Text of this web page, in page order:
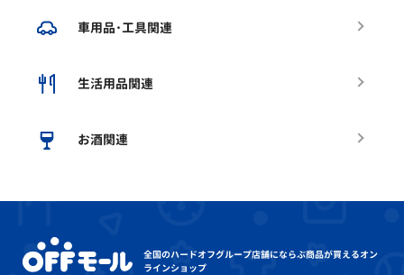
車用品･工具関連
生活用品関連
お酒関連
全国のハードオフグループ店舗にならぶ商品が買えるオン
ラインショップ